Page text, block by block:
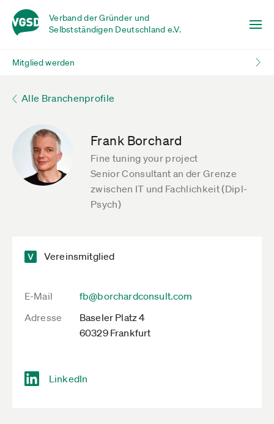
Verband der Gründer und
Selbstständigen Deutschland e.V.
Mitglied werden
Alle Branchenprofile
Frank Borchard
Fine tuning your project
Senior Consultant an der Grenze
zwischen IT und Fachlichkeit (Dipl-
Psych)
Vereinsmitglied
E-Mail
fb@borchardconsult.com
Adresse
Baseler Platz 4
60329 Frankfurt
LinkedIn